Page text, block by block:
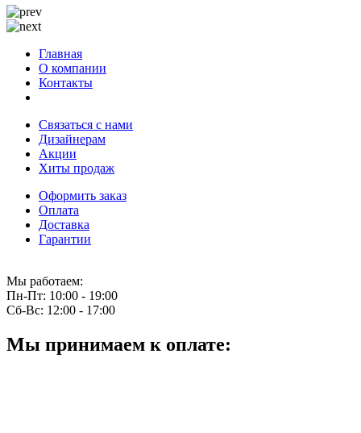
Главная
О компании
Контакты
Связаться с нами
Дизайнерам
Акции
Хиты продаж
Оформить заказ
Оплата
Доставка
Гарантии
Мы работаем:
Пн-Пт: 10:00 - 19:00
Сб-Вс: 12:00 - 17:00
Мы принимаем к оплате: